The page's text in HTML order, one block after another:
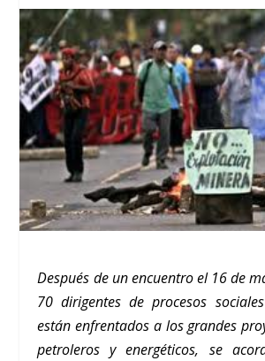
Después de un encuentro el 16 de
70 dirigentes de procesos
están enfrentados a los grandes
petroleros y energéticos, se